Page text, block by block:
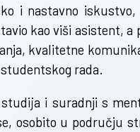
i nastavno iskustvo,
kao viši asistent, a
kvalitetne
rada.
i suradnji s
osobito u području